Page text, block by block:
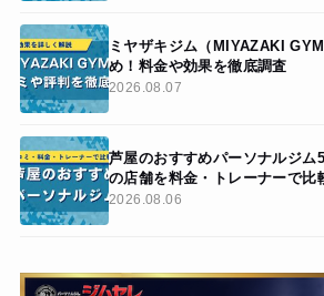
ミヤザキジム（MIYAZAKI
め！料金や効果を徹底調査
2026.08.07
芦屋のおすすめパーソナルジム
の店舗を料金・トレーナーで比
2026.08.06